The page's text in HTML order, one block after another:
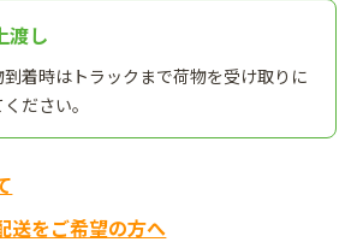
渡し
到着時はトラックまで荷物を受け取りに
ださい。
送をご希望の方へ